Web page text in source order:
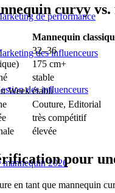
de performance
des influenceurs
des influenceurs
2026
curvy vs.
Mannequin
32–36
175 cm+
stable
Week établi
Couture, Editorial
très compétitif
élevée
pour
en tant que mannequin